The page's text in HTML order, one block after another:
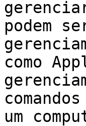
podem
como
um